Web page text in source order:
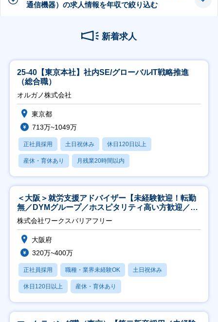
通信機器）の求人情報を年収で絞り込む
新着求人
25-40【東京本社】社内SE/グローバルIT戦略推進
（総合職）
オルガノ株式会社
東京都
713万~1049万
正社員採用 土日祝休み 休日120日以上
産休・育休あり 月残業20時間以内
＜大阪＞就労支援アドバイザー【未経験歓迎！転勤
無／DYMグループ／ホスピタリティ高い方歓迎／土
日祝】
株式会社ワークスバリアフリー
大阪府
320万~400万
正社員採用 職種・業界未経験OK 土日祝休み
休日120日以上 産休・育休あり